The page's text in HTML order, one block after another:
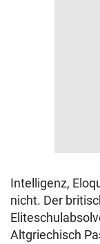
Intelligenz,
nicht. Der
Altgriechisch